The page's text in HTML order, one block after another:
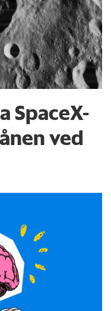
SpaceX-
ved